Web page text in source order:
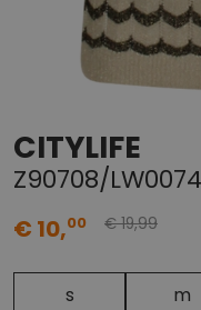
CITYLIFE
Z90708/
€ 10,00 € 19,99
Een paar stuks op
Bijna uitverkocht
s
m